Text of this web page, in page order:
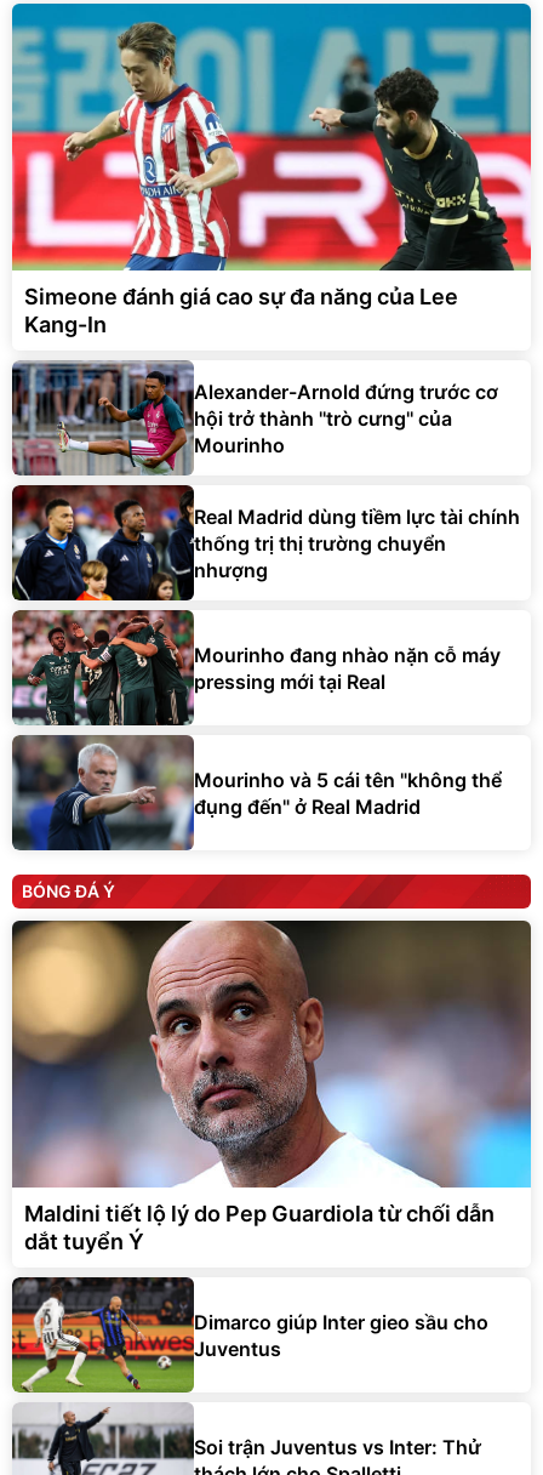
Simeone đánh giá cao sự đa năng của Lee
Kang-In
Alexander-Arnold đứng trước cơ
hội trở thành ''trò cưng'' của
Mourinho
Real Madrid dùng tiềm lực tài chính
thống trị thị trường chuyển
nhượng
Mourinho đang nhào nặn cỗ máy
pressing mới tại Real
Mourinho và 5 cái tên "không thể
đụng đến" ở Real Madrid
BÓNG ĐÁ Ý
Maldini tiết lộ lý do Pep Guardiola từ chối dẫn
dắt tuyển Ý
Dimarco giúp Inter gieo sầu cho
Juventus
Soi trận Juventus vs Inter: Thử